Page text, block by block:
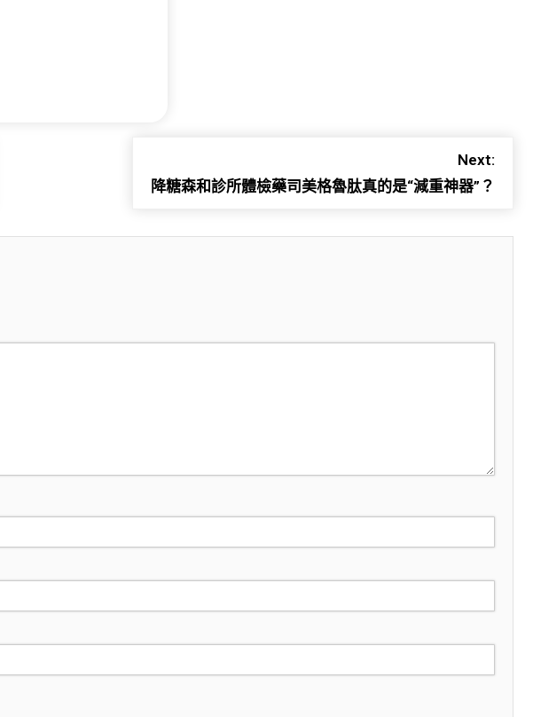
Next:
降糖森和診所體檢藥司美格魯肽真的是“減重神器”？